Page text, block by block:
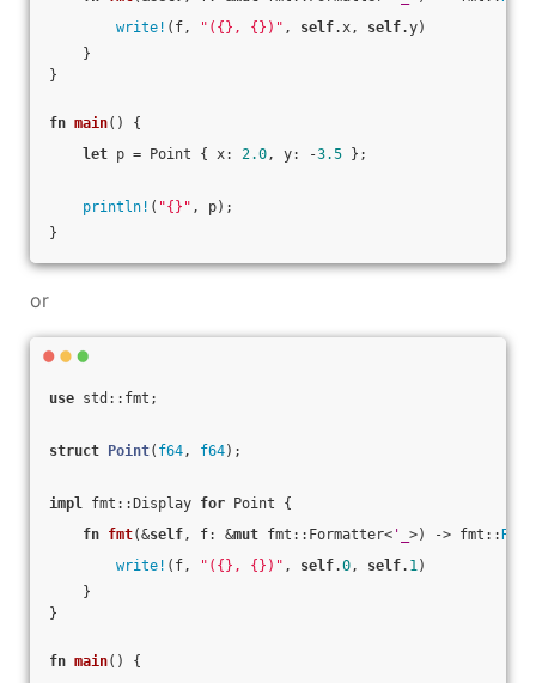
write! (f, "({}, {})" , self.x, self.y)
}
}
fn main() {
let p = Point { x: 2.0, y: -3.5 };
println! ( "{}" , p);
}
or
use std::fmt;
struct Point( f64, f64);
impl fmt::Display for Point {
fn fmt(&self, f: &mut fmt::Formatter< '_ >) -> fmt::
write! (f, "({}, {})" , self.0, self. 1)
}
}
fn main() {